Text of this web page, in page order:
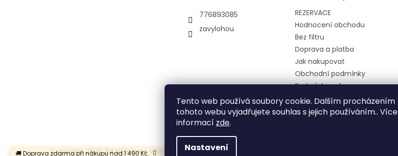
Tento web používá soubory cookie. Dalším procházením
tohoto webu vyjadřujete souhlas s jejich používáním.. Více
informací zde.
Nastavení
🚚 Doprava zdarma při nákupu nad 1 490 Kč.
776893085
zavylohou
REZERVACE
Hodnocení obchodu
Bez filtru
Doprava a platba
Jak nakupovat
Obchodní podmínky
Podmínky ochrany
osobních údajů
Kariéra
Copyright 2026Za Výlohou. Všechna práva vyhrazena.